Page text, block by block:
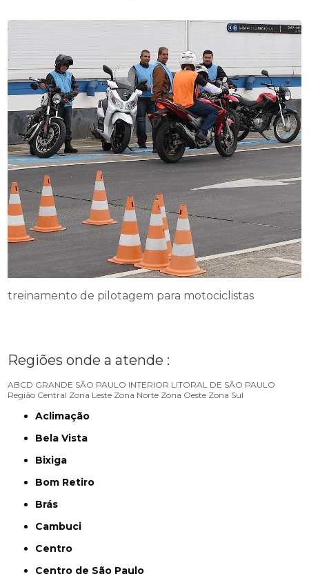
treinamento de pilotagem para motociclistas
Regiões onde a atende :
ABCD GRANDE SÃO PAULO INTERIOR LITORAL DE SÃO PAULO
Região Central Zona Leste Zona Norte Zona Oeste Zona Sul
Aclimação
Bela Vista
Bixiga
Bom Retiro
Brás
Cambuci
Centro
Centro de São Paulo